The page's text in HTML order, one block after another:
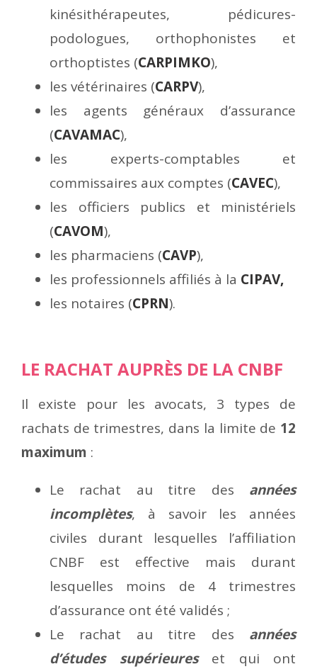
kinésithérapeutes, pédicures-
podologues, orthophonistes et
orthoptistes (CARPIMKO),
les vétérinaires (CARPV),
les agents généraux d’assurance
(CAVAMAC),
les experts-comptables et
commissaires aux comptes (CAVEC),
les officiers publics et ministériels
(CAVOM),
les pharmaciens (CAVP),
les professionnels affiliés à la CIPAV,
les notaires (CPRN).
LE RACHAT AUPRÈS DE LA CNBF
Il existe pour les avocats, 3 types de
rachats de trimestres, dans la limite de 12
maximum :
Le rachat au titre des années
incomplètes, à savoir les années
civiles durant lesquelles l’affiliation
CNBF est effective mais durant
lesquelles moins de 4 trimestres
d’assurance ont été validés ;
Le rachat au titre des années
d’études supérieureset qui ont